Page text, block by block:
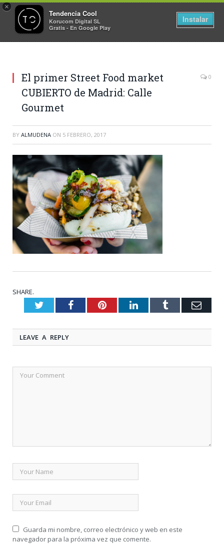
×
Tendencia Cool
Korucom Digital SL
Gratis - En Google Play
Instalar
El primer Street Food market
CUBIERTO de Madrid: Calle
Gourmet
0
BY ALMUDENA ON 5 FEBRERO, 2017
SHARE.
TwitterFacebookPinterestLinkedInTumblr
LEAVE A REPLY
Guarda mi nombre, correo electrónico y web en este
navegador para la próxima vez que comente.